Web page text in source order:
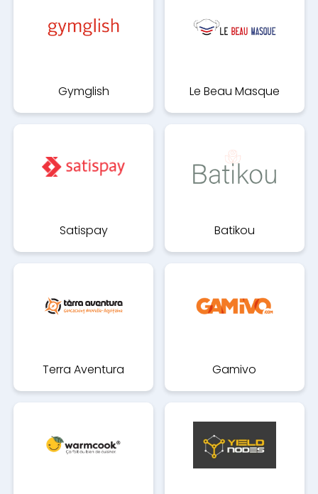
Gymglish Le Beau Masque
Satispay Batikou
Terra Aventura Gamivo